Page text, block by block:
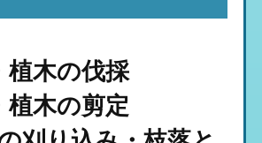
植木の伐採
植木の剪定